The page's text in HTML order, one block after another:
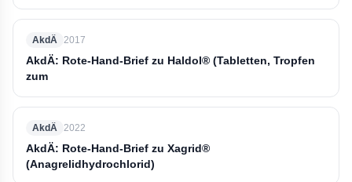
AkdÄ 2017
AkdÄ: Rote-Hand-Brief zu Haldol® (Tabletten, Tropfen
zum
AkdÄ 2022
AkdÄ: Rote-Hand-Brief zu Xagrid®
(Anagrelidhydrochlorid)